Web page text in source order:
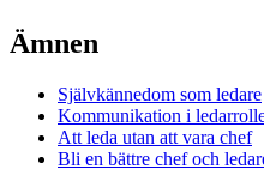
Ämnen
Självkännedom som ledare
Kommunikation i
Att leda utan att vara chef
Bli en bättre chef och